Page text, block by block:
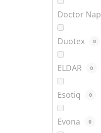
Doctor Nap
Duotex 0
ELDAR 0
Esotiq 0
Evona 0